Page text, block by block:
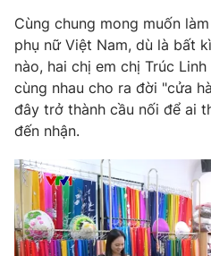
Phim VTV
Hậu trường
Nhân vật
Khán giả
Giải sao mai
Giải trí
Điện ảnh
Âm nhạc
Đời sống
Du lịch
Làm đẹp
Chất lượng cuộc sống
Giáo dục
Tuyển sinh
Học trực tuyến
Công nghệ
Hitech Công nghệ tương lai
Giao lưu trực tuyến
Cùng chung mong muốn
phụ nữ Việt Nam, dù là bất
nào, hai chị em chị Trúc
cùng nhau cho ra đời "cửa
đây trở thành cầu nối để ai
đến nhận.